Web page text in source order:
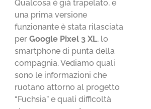
Qualcosa è già trapelato, e
una prima versione
funzionante è stata rilasciata
perGoogle Pixel 3 XL, lo
smartphone di punta della
compagnia. Vediamo quali
sono le informazioni che
ruotano attorno al progetto
“Fuchsia” e quali difficoltà